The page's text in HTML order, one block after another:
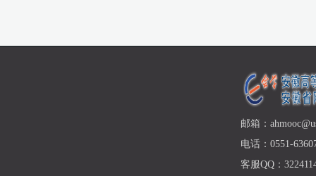
邮箱：
电话：0551-
客服QQ：